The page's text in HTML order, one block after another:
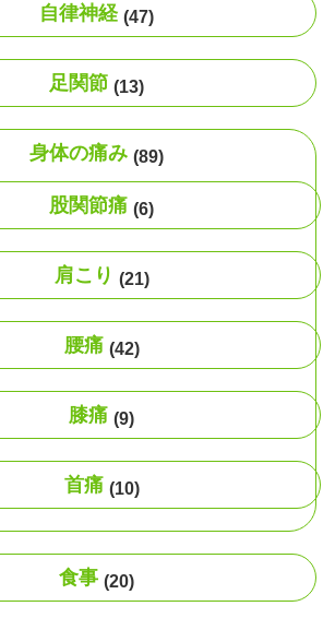
自律神経 (47)
足関節 (13)
身体の痛み (89)
股関節痛 (6)
肩こり (21)
腰痛 (42)
膝痛 (9)
首痛 (10)
食事 (20)